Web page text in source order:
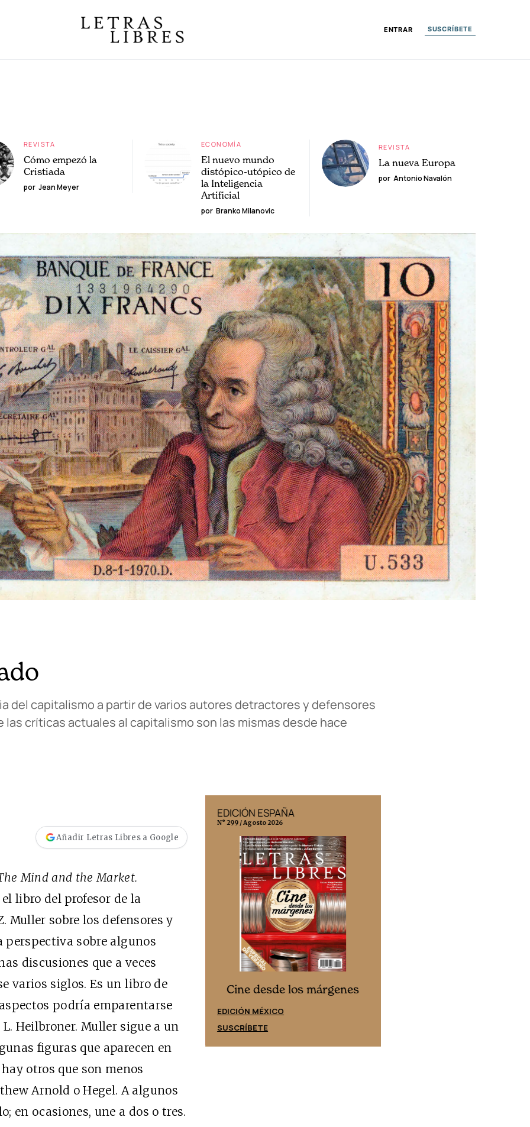
ENTRAR SUSCRÍBETE
REVISTA
Cómo empezó la
Cristiada
por Jean Meyer
ECONOMÍA
El nuevo mundo
distópico-utópico de
la Inteligencia
Artificial
por Branko Milanovic
REVISTA
La nueva Europa
por Antonio Navalón
del capitalismo a partir de varios autores detractores y defensores
las críticas actuales al capitalismo son las mismas desde hace
Añadir Letras Libres a Google
Mind and the Market.
el libro del profesor de la
Muller sobre los defensores y
perspectiva sobre algunos
discusiones que a veces
varios siglos. Es un libro de
podría emparentarse
L. Heilbroner. Muller sigue a un
figuras que aparecen en
otros que son menos
Arnold o Hegel. A algunos
en ocasiones, une a dos o tres.
Cine desde los márgenes
EDICIÓN ESPAÑA
SUSCRÍBETE
EDICIÓN ESPAÑA
N° 299 / Agosto 2026
Cine desde los márgenes
EDICIÓN MÉXICO
SUSCRÍBETE